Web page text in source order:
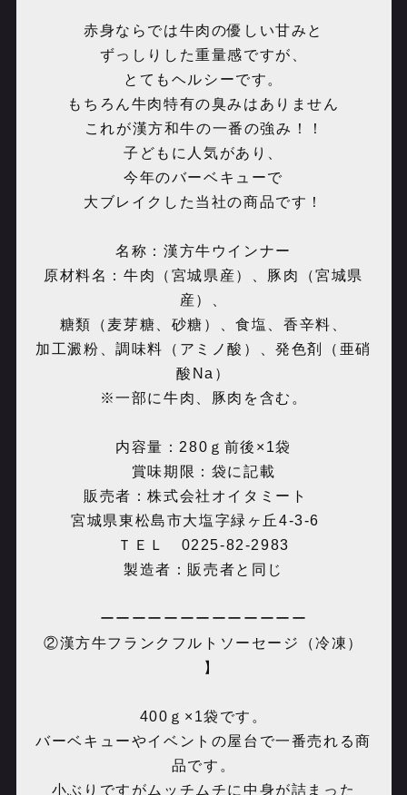
赤身ならでは牛肉の優しい甘みと
ずっしりした重量感ですが、
とてもヘルシーです。
もちろん牛肉特有の臭みはありません
️これが漢方和牛の一番の強み！！
子どもに人気があり、
今年のバーベキューで
大ブレイクした当社の商品です！
名称：漢方牛ウインナー
原材料名：牛肉（宮城県産）、豚肉（宮城県
産）、
糖類（麦芽糖、砂糖）、食塩、香辛料、
加工澱粉、調味料（アミノ酸）、発色剤（亜硝
酸Na）
※一部に牛肉、豚肉を含む。
内容量：280ｇ前後×1袋
賞味期限：袋に記載
販売者：株式会社オイタミート
宮城県東松島市大塩字緑ヶ丘4-3-6
ＴＥＬ 0225-82-2983
製造者：販売者と同じ
ーーーーーーーーーーーーー
②漢方牛フランクフルトソーセージ（冷凍）
】
400ｇ×1袋です。
バーベキューやイベントの屋台で一番売れる商
品です。
小ぶりですがムッチムチに中身が詰まった